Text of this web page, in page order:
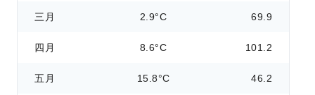
三月 2.9°C 69.9
四月 8.6°C 101.2
五月 15.8°C 46.2